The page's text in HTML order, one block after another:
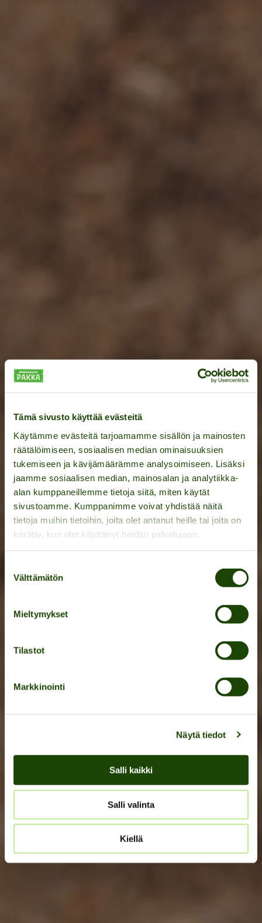
Tämä sivusto käyttää evästeitä
Käytämme evästeitä tarjoamamme sisällön ja mainosten
räätälöimiseen, sosiaalisen median ominaisuuksien
tukemiseen ja kävijämäärämme analysoimiseen. Lisäksi
jaamme sosiaalisen median, mainosalan ja analytiikka-
alan kumppaneillemme tietoja siitä, miten käytät
sivustoamme. Kumppanimme voivat yhdistää näitä
tietoja muihin tietoihin, joita olet antanut heille tai joita on
kerätty, kun olet käyttänyt heidän palvelujaan.
valinta
Välttämätön
Mieltymykset
Tilastot
Markkinointi
Näytä tiedot
Salli kaikki
Salli valinta
Kiellä
Skräddarsydda
aktivitetsdagar för